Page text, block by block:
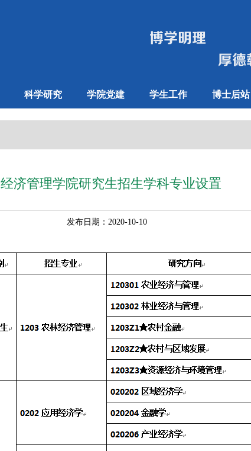
科学研究 学院党建 学生工作 博士后站
经济管理学院研究生招生学科专业设置
发布日期：2020-10-10